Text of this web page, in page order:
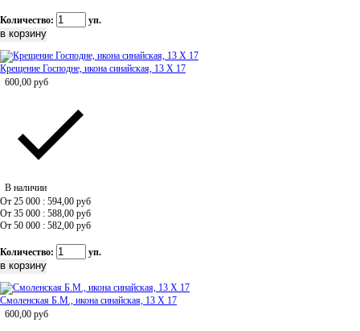
Количество: уп.
Крещение Господне, икона синайская, 13 Х 17
600,00 руб
В наличии
От 25 000 : 594,00 руб
От 35 000 : 588,00 руб
От 50 000 : 582,00 руб
Количество: уп.
Смоленская Б.М., икона синайская, 13 Х 17
600,00 руб